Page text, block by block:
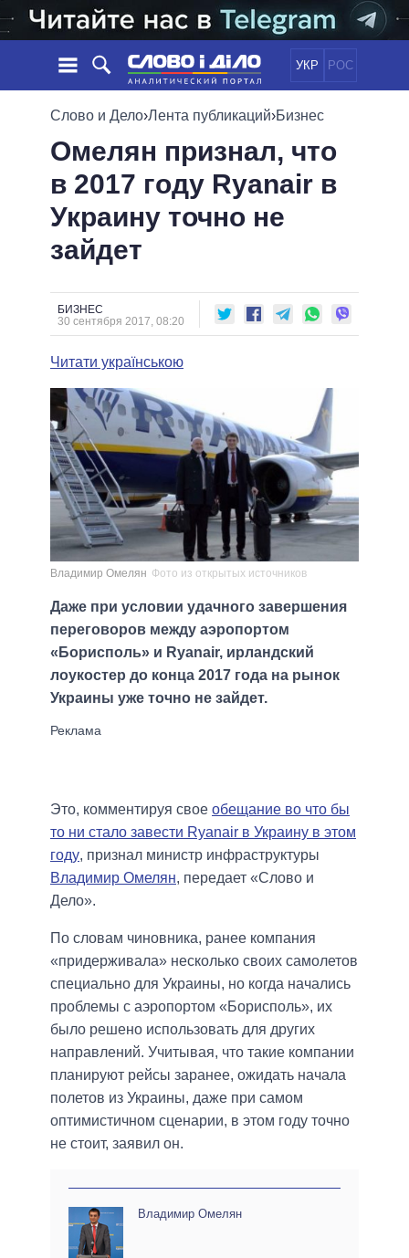
УКР РОС
НОВОСТИ
ЛЕНТА
СОБЫТИЯ
СТАТЬИ
МНЕНИЯ
ОБЗОРЫ
ДАЙДЖЕСТЫ
ПОЛИТИКА
ЭКОНОМИКА
ОБЩЕСТВО
ОБЕЩАНИЯ
ПОЛИТИКИ
ВСЕ ПОЛИТИКИ
ПРЕЗИДЕНТ И ОФИС
ВЕРХОВНАЯ РАДА
КАБИНЕТ МИНИСТРОВ
МЭРЫ
ВСЕ ПЕРСОНЫ
ИНФОГРАФИКА
ПОДДЕРЖАТЬ
СРАВНЕНИЕ ПОЛИТИКОВ
Слово и Дело›Лента публикаций›Бизнес
Омелян признал, что
в 2017 году Ryanair в
Украину точно не
зайдет
БИЗНЕС
30 сентября 2017, 08:20
Читати українською
Владимир Омелян Фото из открытых источников
Даже при условии удачного завершения
переговоров между аэропортом
«Борисполь» и Ryanair, ирландский
лоукостер до конца 2017 года на рынок
Украины уже точно не зайдет.
Это, комментируя свое обещание во что бы
то ни стало завести Ryanair в Украину в этом
году, признал министр инфраструктуры
Владимир Омелян, передает «Слово и
Дело».
По словам чиновника, ранее компания
«придерживала» несколько своих самолетов
специально для Украины, но когда начались
проблемы с аэропортом «Борисполь», их
было решено использовать для других
направлений. Учитывая, что такие компании
планируют рейсы заранее, ожидать начала
полетов из Украины, даже при самом
оптимистичном сценарии, в этом году точно
не стоит, заявил он.
Владимир Омелян